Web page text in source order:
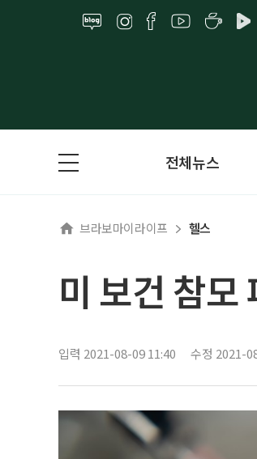
전체뉴스
브라보마이라이프 헬스
미 보건 참
입력 2021-08-09 11:40 수정 2021-